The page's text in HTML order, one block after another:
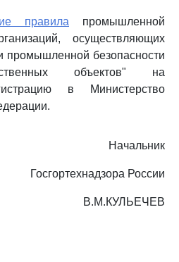
правила промышленной
осуществляющих
промышленной безопасности
объектов" на
в Министерство
Начальник
Госгортехнадзора России
В.М.КУЛЬЕЧЕВ